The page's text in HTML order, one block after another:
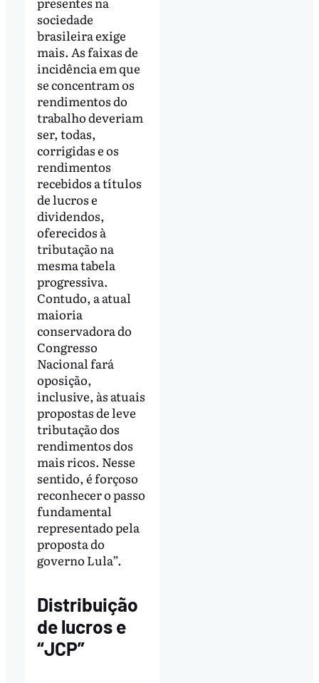
sociedade
brasileira exige
mais. As faixas de
incidência em que
se concentram os
rendimentos do
trabalho deveriam
ser, todas,
corrigidas e os
rendimentos
recebidos a títulos
de lucros e
dividendos,
oferecidos à
tributação na
mesma tabela
progressiva.
Contudo, a atual
maioria
conservadora do
Congresso
Nacional fará
oposição,
inclusive, às atuais
propostas de leve
tributação dos
rendimentos dos
mais ricos. Nesse
sentido, é forçoso
reconhecer o passo
fundamental
representado pela
proposta do
governo Lula”.
Distribuição
de lucros e
“JCP”